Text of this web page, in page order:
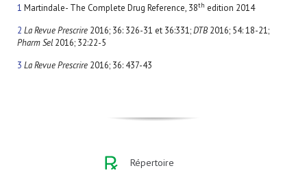
1 Martindale- The Complete Drug Reference, 38th edition 2014
2 La Revue Prescrire 2016; 36: 326-31 et 36:331;DTB2016; 54: 18-21;
Pharm Sel2016; 32:22-5
3 La Revue Prescrire 2016; 36: 437-43
Répertoire